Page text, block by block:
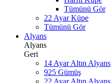
Tümünü Gör
22 Ayar Küpe
Tümünü Gör
Alyans
Alyans
Geri
14 Ayar Altın Alyans
925 Gümüş
22 Ayar Altın Alyans